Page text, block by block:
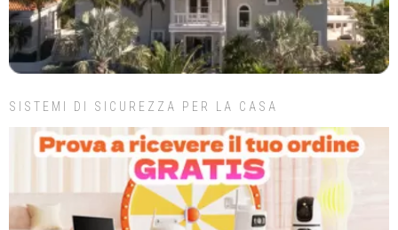
SISTEMI DI SICUREZZA PER LA CASA